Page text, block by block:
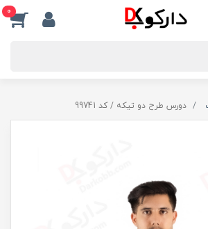
0
دورس طرح دو تیکه / کد 99741